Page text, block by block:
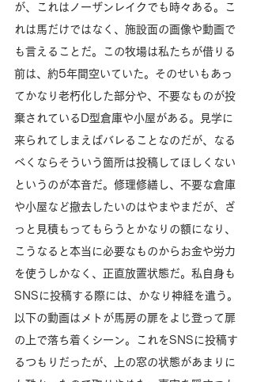
が、これはノーザンレイクでも時々ある。こ
れは馬だけではなく、施設面の画像や動画で
も言えることだ。この牧場は私たちが借りる
前は、約5年間空いていた。そのせいもあっ
てかなり老朽化した部分や、不要なものが投
棄されているD型倉庫や小屋がある。見学に
来られてしまえばバレることなのだが、なる
べくならそういう箇所は投稿してほしくない
というのが本音だ。修理修繕し、不要な倉庫
や小屋など撤去したいのはやまやまだが、ざ
っと見積もってもらうとかなりの額になり、
こうなると本当に必要なものからお金や労力
を使うしかなく、正直放置状態だ。私自身も
SNSに投稿する際には、かなり神経を遣う。
以下の動画はメトが馬房の扉をよじ登って扉
の上で落ち着くシーン。これをSNSに投稿す
るつもりだったが、上の窓の状態があまりに